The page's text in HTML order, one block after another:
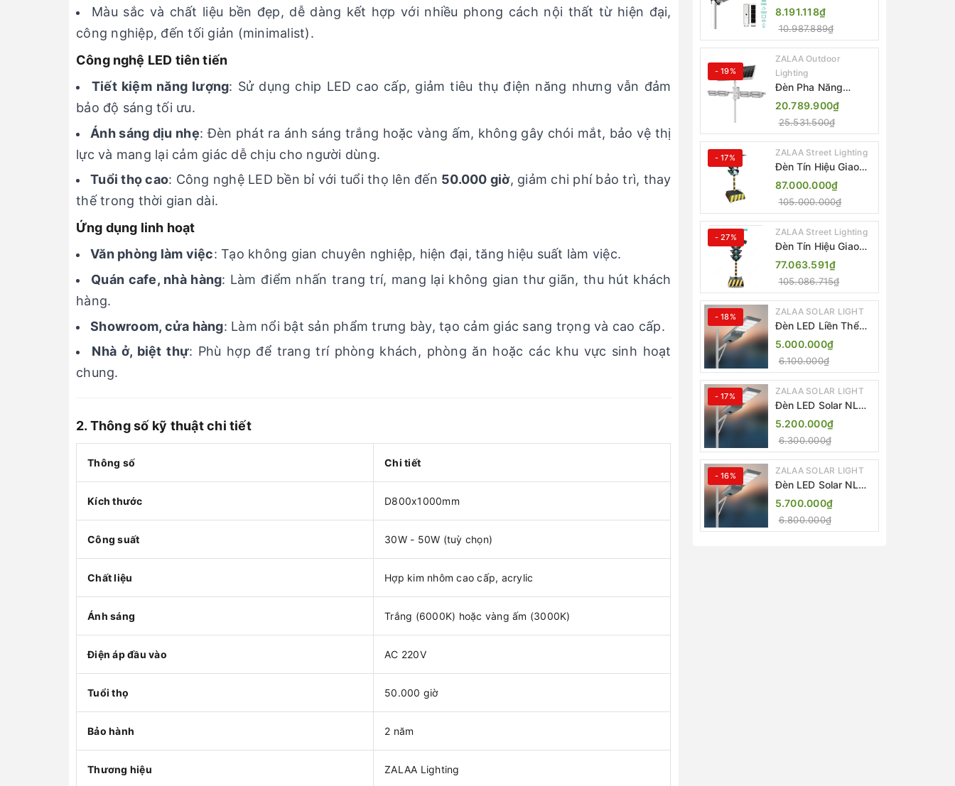
Màu sắc và chất liệu bền đẹp, dễ dàng kết hợp với nhiều phong cách nội thất từ hiện đại,
công nghiệp, đến tối giản (minimalist).
Công nghệ LED tiên tiến
Tiết kiệm năng lượng: Sử dụng chip LED cao cấp, giảm tiêu thụ điện năng nhưng vẫn đảm
bảo độ sáng tối ưu.
Ánh sáng dịu nhẹ: Đèn phát ra ánh sáng trắng hoặc vàng ấm, không gây chói mắt, bảo vệ thị
lực và mang lại cảm giác dễ chịu cho người dùng.
Tuổi thọ cao: Công nghệ LED bền bỉ với tuổi thọ lên đến 50.000 giờ, giảm chi phí bảo trì, thay
thế trong thời gian dài.
Ứng dụng linh hoạt
Văn phòng làm việc: Tạo không gian chuyên nghiệp, hiện đại, tăng hiệu suất làm việc.
Quán cafe, nhà hàng: Làm điểm nhấn trang trí, mang lại không gian thư giãn, thu hút khách
hàng.
Showroom, cửa hàng: Làm nổi bật sản phẩm trưng bày, tạo cảm giác sang trọng và cao cấp.
Nhà ở, biệt thự: Phù hợp để trang trí phòng khách, phòng ăn hoặc các khu vực sinh hoạt
chung.
2. Thông số kỹ thuật chi tiết
Thông số Chi tiết
Kích thước D800x1000mm
Công suất 30W - 50W (tuỳ chọn)
Chất liệu Hợp kim nhôm cao cấp, acrylic
Ánh sáng Trắng (6000K) hoặc vàng ấm (3000K)
Điện áp đầu vào AC 220V
Tuổi thọ 50.000 giờ
Bảo hành 2 năm
Thương hiệu ZALAA Lighting
Lượng Mặt Trời Tích
Hợp Camera ZALAA
ZL-BJ04-CCTV
(80W, IP65)
8.191.118₫
10.987.889₫
- 19%
ZALAA Outdoor
Lighting
Đèn Pha Năng
Lượng Mặt Trời Sân
Thể Thao ZALAA
Jsc Chống Nước
IP65 Cao Cấp
20.789.900₫
25.531.500₫
- 17% ZALAA Street Lighting
Đèn Tín Hiệu Giao
Thông Di Động Năng
Lượng Mặt Trời
ZALAA ZL-300A-D
87.000.000₫
105.000.000₫
- 27% ZALAA Street Lighting
Đèn Tín Hiệu Giao
Thông Di Động Năng
Lượng Mặt Trời
ZALAA ZL-409300C
77.063.591₫
105.086.715₫
- 18% ZALAA SOLAR LIGHT
Đèn LED Liền Thể
ZALAA Solar Street
Light ZKC-TG 20W
25W 30W All In One
5.000.000₫
6.100.000₫
- 17% ZALAA SOLAR LIGHT
Đèn LED Solar NLMT
Liền Thể ZKC-TG
20W All in One |
ZALAA Street Light
5.200.000₫
6.300.000₫
- 16% ZALAA SOLAR LIGHT
Đèn LED Solar NLMT
Liền Thể ZKC-TG
25W All in One |
ZALAA Street Light
5.700.000₫
6.800.000₫